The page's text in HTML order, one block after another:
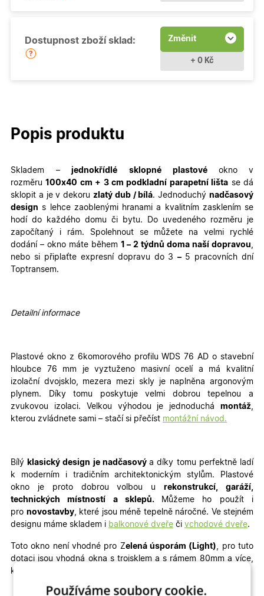
Dostupnost zboží sklad: Změnit
+ 0 Kč
Popis produktu
Skladem – jednokřídlé sklopné plastové okno v
rozměru100x40 cm + 3 cm podkladní parapetní lišta se dá
sklopit a je v dekoru zlatý dub / bílá. Jednoduchýnadčasový
design s lehce zaoblenými hranami a kvalitním zasklením se
hodí do každého domu či bytu. Do uvedeného rozměru je
započítaný i rám. Spolehnout se můžete na velmi rychlé
dodání – okno máte během 1 – 2 týdnů doma naší dopravou,
nebo si připlaťte expresní dopravu do 3– 5 pracovních dní
Toptransem.
Detailní informace
Plastové okno z 6komorového profilu WDS 76 AD o stavební
hloubce 76 mm je vyztuženo masivní ocelí a má kvalitní
izolační dvojsklo, mezera mezi skly je naplněna argonovým
plynem. Díky tomu poskytuje velmi dobrou tepelnou a
zvukovou izolaci. Velkou výhodou je jednoduchá montáž,
kterou zvládnete sami – stačí si přečíst montážní návod.
Bílý klasický design je nadčasovýa díky tomu perfektně ladí
k moderním i tradičním architektonickým stylům. Plastové
okno je proto dobrou volbou urekonstrukcí, garáží,
technických místností a sklepů.
Můžeme ho použít i
pro novostavby, které jsou méně tepelně náročné. Ve stejném
designu máme skladem i balkonové dveře či vchodové dveře.
Toto okno není vhodné pro Zelená úsporám (Light), pro tuto
dotaci jsou vhodná okna s trojsklem a s rámem 80mm a více,
které umíme vyrobit jako
Používáme soubory cookie.